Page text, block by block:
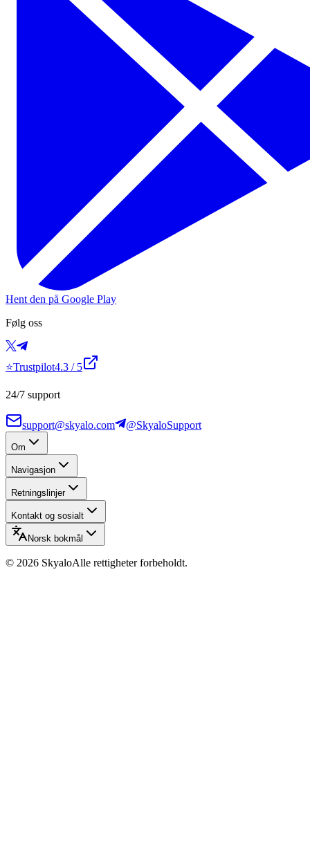
Hent den på Google Play
Følg oss
⭐Trustpilot4.3 / 5
24/7 support
support@skyalo.com @SkyaloSupport
Om
Navigasjon
Retningslinjer
Kontakt og sosialt
Norsk bokmål
© 2026 SkyaloAlle rettigheter forbeholdt.